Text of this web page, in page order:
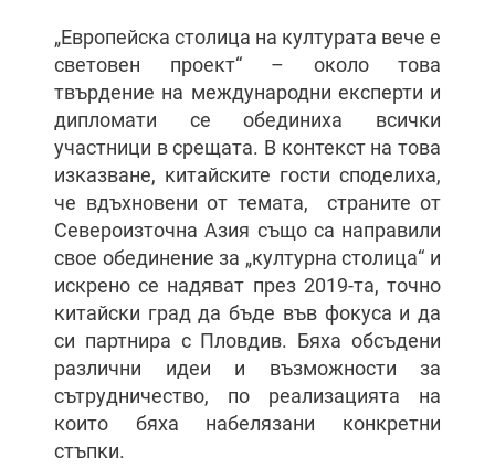
„Европейска столица на културата вече е
световен проект“ – около това
твърдение на международни експерти и
дипломати се обединиха всички
участници в срещата. В контекст на това
изказване, китайските гости споделиха,
че вдъхновени от темата, страните от
Североизточна Азия също са направили
свое обединение за „културна столица“ и
искрено се надяват през 2019-та, точно
китайски град да бъде във фокуса и да
си партнира с Пловдив. Бяха обсъдени
различни идеи и възможности за
сътрудничество, по реализацията на
които бяха набелязани конкретни
стъпки.